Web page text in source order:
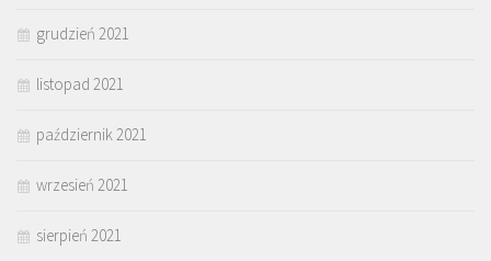
grudzień 2021
listopad 2021
październik 2021
wrzesień 2021
sierpień 2021